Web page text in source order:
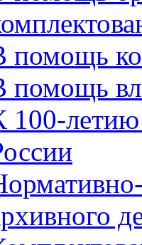
помощь
помощь
100-летию